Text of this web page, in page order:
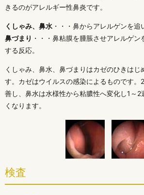
きるのがアレルギー性鼻炎です。
くしゃみ、鼻水 ・・・鼻からアレルゲンを追
鼻づまり ・・・鼻粘膜を腫脹させアレルゲン
する反応。
くしゃみ、鼻水、鼻づまりはカゼのひきはじ
す。カゼはウイルスの感染によるものです。
善し、鼻水は水様性から粘膿性へ変化し1～2
くなります。
検査